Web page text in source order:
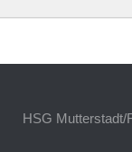
HSG Mutterstadt/